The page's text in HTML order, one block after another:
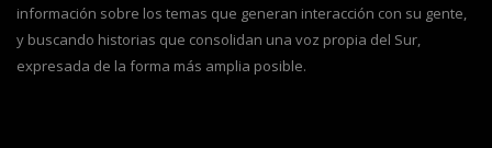
información sobre los temas que generan interacción con su gente,
y buscando historias que consolidan una voz propia del Sur,
expresada de la forma más amplia posible.